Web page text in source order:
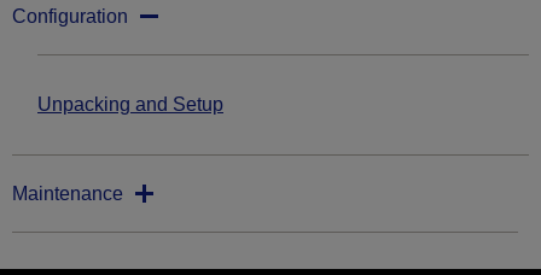
Configuration
Unpacking and Setup
Maintenance